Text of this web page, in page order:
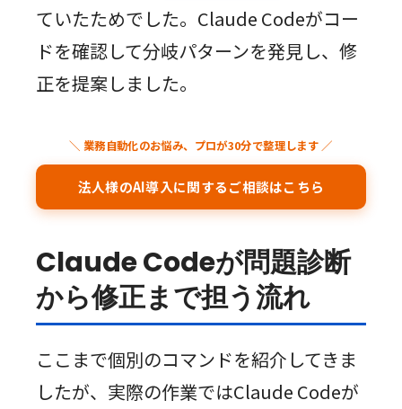
ていたためでした。Claude Codeがコー
ドを確認して分岐パターンを発見し、修
正を提案しました。
＼ 業務自動化のお悩み、プロが30分で整理します ／
法人様のAI導入に関するご相談はこちら
Claude Codeが問題診断
から修正まで担う流れ
ここまで個別のコマンドを紹介してきま
したが、実際の作業ではClaude Codeが